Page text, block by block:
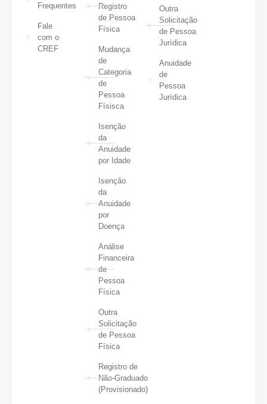
Frequentes
Fale
com o
CREF
Registro
de Pessoa
Física
Mudança
de
Categoria
de
Pessoa
Físisca
Isenção
da
Anuidade
por Idade
Isenção
da
Anuidade
por
Doença
Análise
Financeira
de
Pessoa
Física
Outra
Solicitação
de Pessoa
Física
Registro de
Não-Graduado
(Provisionado)
Outra
Solicitação
de Pessoa
Jurídica
Anuidade
de
Pessoa
Jurídica